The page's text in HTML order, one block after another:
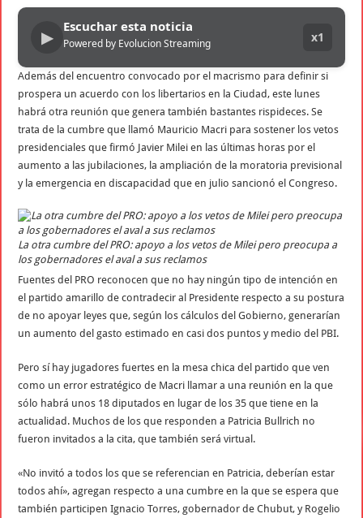
▶
Escuchar esta noticia
Powered by Evolucion Streaming x1
Además del encuentro convocado por el macrismo para definir si
prospera un acuerdo con los libertarios en la Ciudad, este lunes
habrá otra reunión que genera también bastantes rispideces. Se
trata de la cumbre que llamó Mauricio Macri para sostener los vetos
presidenciales que firmó Javier Milei en las últimas horas por el
aumento a las jubilaciones, la ampliación de la moratoria previsional
y la emergencia en discapacidad que en julio sancionó el Congreso.
La otra cumbre del PRO: apoyo a los vetos de Milei pero preocupa a
los gobernadores el aval a sus reclamos
Fuentes del PRO reconocen que no hay ningún tipo de intención en
el partido amarillo de contradecir al Presidente respecto a su postura
de no apoyar leyes que, según los cálculos del Gobierno, generarían
un aumento del gasto estimado en casi dos puntos y medio del PBI.
Pero sí hay jugadores fuertes en la mesa chica del partido que ven
como un error estratégico de Macri llamar a una reunión en la que
sólo habrá unos 18 diputados en lugar de los 35 que tiene en la
actualidad. Muchos de los que responden a Patricia Bullrich no
fueron invitados a la cita, que también será virtual.
«No invitó a todos los que se referencian en Patricia, deberían estar
todos ahí», agregan respecto a una cumbre en la que se espera que
también participen Ignacio Torres, gobernador de Chubut, y Rogelio